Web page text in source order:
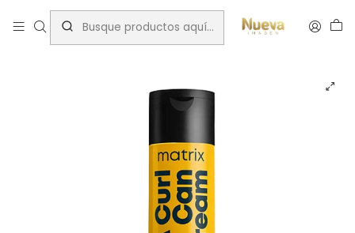
Inicio Tratamientos capilares Marcas
MATRIX A CURL CAN DREAM SHAMPO PARA ONDAS Y RIZOS 300ML